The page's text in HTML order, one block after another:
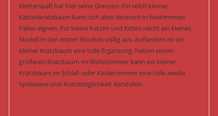
Kletterspaß hat hier seine Grenzen. Ein solch kleiner
Katzenkratzbaum kann sich aber dennoch in bestimmten
Fällen eignen. Für kleine Katzen und Kitten reicht ein kleines
Modell in den ersten Wochen völlig aus. Außerdem ist ein
kleiner Kratzbaum eine tolle Ergänzung. Neben einem
größeren Kratzbaum im Wohnzimmer kann ein kleiner
Kratzbaum im Schlaf- oder Kinderzimmer eine tolle zweite
Spielwiese und Kratzmöglichkeit darstellen.